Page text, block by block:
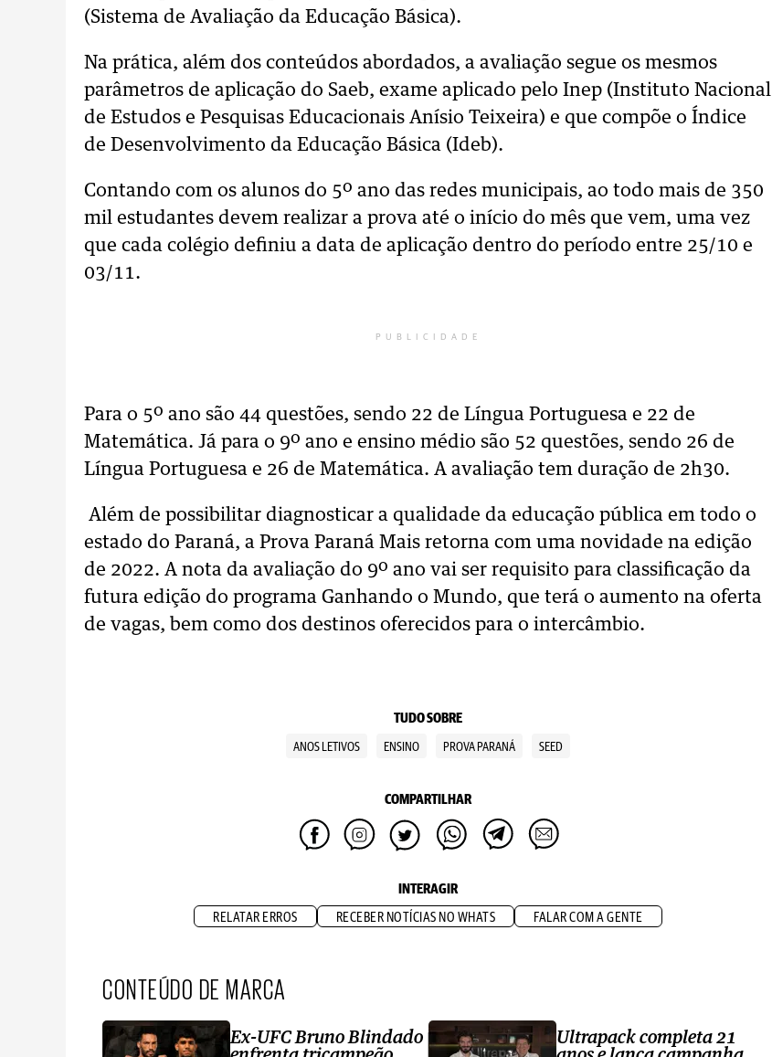
(Sistema de Avaliação da Educação Básica).
Na prática, além dos conteúdos abordados, a avaliação segue os mesmos
parâmetros de aplicação do Saeb, exame aplicado pelo Inep (Instituto Nacional
de Estudos e Pesquisas Educacionais Anísio Teixeira) e que compõe o Índice
de Desenvolvimento da Educação Básica (Ideb).
Contando com os alunos do 5º ano das redes municipais, ao todo mais de 350
mil estudantes devem realizar a prova até o início do mês que vem, uma vez
que cada colégio definiu a data de aplicação dentro do período entre 25/10 e
03/11.
PUBLICIDADE
Para o 5º ano são 44 questões, sendo 22 de Língua Portuguesa e 22 de
Matemática. Já para o 9º ano e ensino médio são 52 questões, sendo 26 de
Língua Portuguesa e 26 de Matemática. A avaliação tem duração de 2h30.
Além de possibilitar diagnosticar a qualidade da educação pública em todo o
estado do Paraná, a Prova Paraná Mais retorna com uma novidade na edição
de 2022. A nota da avaliação do 9º ano vai ser requisito para classificação da
futura edição do programa Ganhando o Mundo, que terá o aumento na oferta
de vagas, bem como dos destinos oferecidos para o intercâmbio.
TUDO SOBRE
ANOS LETIVOS ENSINO PROVA PARANÁ SEED
COMPARTILHAR
INTERAGIR
RELATAR ERROS RECEBER NOTÍCIAS NO WHATS FALAR COM A GENTE
CONTEÚDO DE MARCA
Ex-UFC Bruno Blindado
Ultrapack completa 21